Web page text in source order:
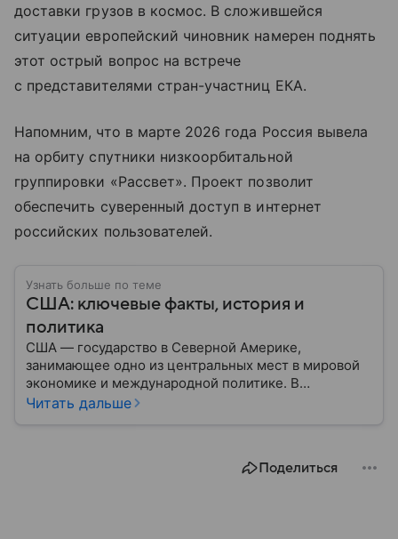
доставки грузов в космос. В сложившейся
ситуации европейский чиновник намерен поднять
этот острый вопрос на встрече
с представителями стран-участниц ЕКА.
Напомним, что в марте 2026 года Россия вывела
на орбиту спутники низкоорбитальной
группировки «Рассвет». Проект позволит
обеспечить суверенный доступ в интернет
российских пользователей.
Узнать больше по теме
США: ключевые факты, история и
политика
США — государство в Северной Америке,
занимающее одно из центральных мест в мировой
экономике и международной политике. В
материале — основные сведения об этой стране.
Читать дальше
Поделиться